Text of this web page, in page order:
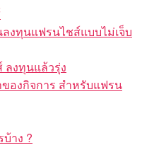
งทุนแฟรนไชส์แบบไม่เจ็บ
ลงทุนแล้วรุ่ง
ของกิจการ สำหรับแฟรน
าง ?